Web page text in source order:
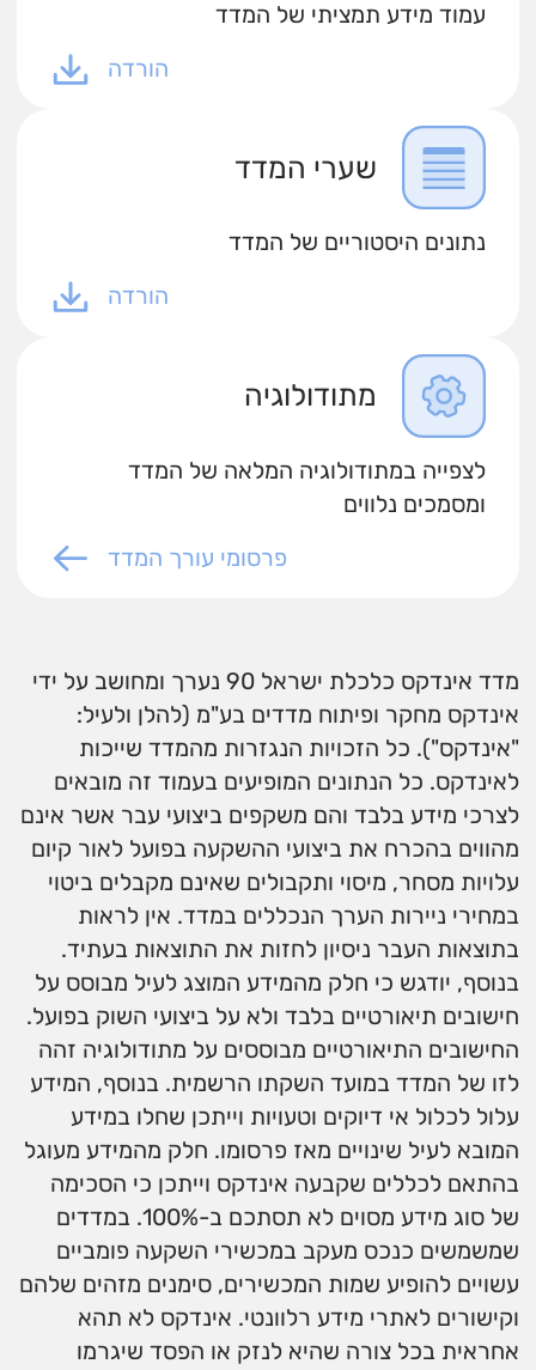
עמוד מידע תמציתי של המדד
הורדה
שערי המדד
נתונים היסטוריים של המדד
הורדה
מתודולוגיה
לצפייה במתודולוגיה המלאה של המדד
ומסמכים נלווים
פרסומי עורך המדד
מדד אינדקס כלכלת ישראל 90 נערך ומחושב על ידי
אינדקס מחקר ופיתוח מדדים בע"מ (להלן ולעיל:
"אינדקס"). כל הזכויות הנגזרות מהמדד שייכות
לאינדקס. כל הנתונים המופיעים בעמוד זה מובאים
לצרכי מידע בלבד והם משקפים ביצועי עבר אשר אינם
מהווים בהכרח את ביצועי ההשקעה בפועל לאור קיום
עלויות מסחר, מיסוי ותקבולים שאינם מקבלים ביטוי
במחירי ניירות הערך הנכללים במדד. אין לראות
בתוצאות העבר ניסיון לחזות את התוצאות בעתיד.
בנוסף, יודגש כי חלק מהמידע המוצג לעיל מבוסס על
חישובים תיאורטיים בלבד ולא על ביצועי השוק בפועל.
החישובים התיאורטיים מבוססים על מתודולוגיה זהה
לזו של המדד במועד השקתו הרשמית. בנוסף, המידע
עלול לכלול אי דיוקים וטעויות וייתכן שחלו במידע
המובא לעיל שינויים מאז פרסומו. חלק מהמידע מעוגל
בהתאם לכללים שקבעה אינדקס וייתכן כי הסכימה
של סוג מידע מסוים לא תסתכם ב-100%. במדדים
שמשמשים כנכס מעקב במכשירי השקעה פומביים
עשויים להופיע שמות המכשירים, סימנים מזהים שלהם
וקישורים לאתרי מידע רלוונטי. אינדקס לא תהא
אחראית בכל צורה שהיא לנזק או הפסד שיגרמו